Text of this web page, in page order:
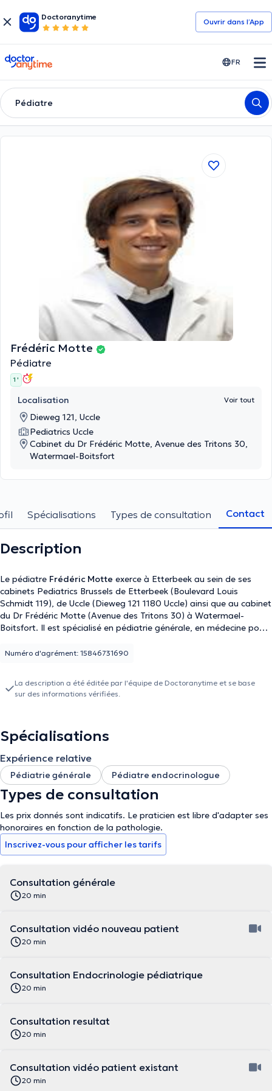
Doctoranytime
Ouvrir dans l’App
doctoranytime FR
Pédiatre
Frédéric Motte
Pédiatre
1 '
Localisation Voir tout
Dieweg 121, Uccle
Pediatrics Uccle
Cabinet du Dr Frédéric Motte, Avenue des Tritons 30,
Watermael-Boitsfort
Spécialisations Types de consultation Contact
Description
Le pédiatre Frédéric Motte exerce à Etterbeek au sein de ses
cabinets Pediatrics Brussels de Etterbeek (Boulevard Louis
Schmidt 119), de Uccle (Dieweg 121 1180 Uccle) ainsi que au cabinet
du Dr Frédéric Motte (Avenue des Tritons 30) à Watermael-
Boitsfort. Il est spécialisé en pédiatrie générale, en médecine pour
pédiatrie générale et en pédiatrie endocrinologue, il ne consulte
Numéro d'agrément: 15846731690
La description a été éditée par l'équipe de Doctoranytime et se base
sur des informations vérifiées.
Spécialisations
Expérience relative
Pédiatrie générale Pédiatre endocrinologue
Types de consultation
Les prix donnés sont indicatifs. Le praticien est libre d'adapter ses
honoraires en fonction de la pathologie.
Inscrivez-vous pour afficher les tarifs
Consultation générale
20 min
Consultation vidéo nouveau patient
20 min
Consultation Endocrinologie pédiatrique
20 min
Consultation resultat
20 min
Consultation vidéo patient existant
20 min